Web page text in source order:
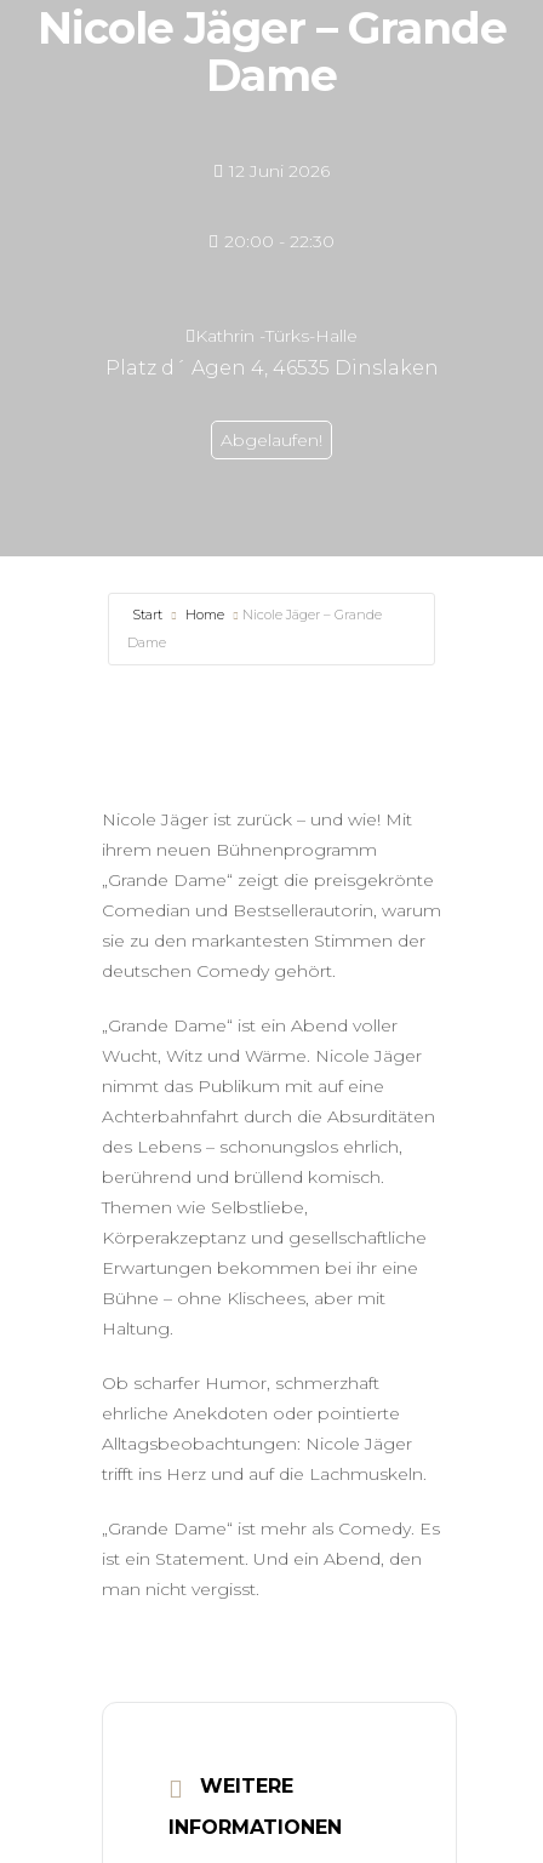
Nicole Jäger – Grande
Dame
12 Juni 2026
Abgelaufen!
20:00 - 22:30
Kathrin -Türks-Halle
Platz d´ Agen 4, 46535 Dinslaken
Start Home
Nicole Jäger – Grande
Dame
Nicole Jäger ist zurück – und wie! Mit
ihrem neuen Bühnenprogramm
„Grande Dame“ zeigt die preisgekrönte
Comedian und Bestsellerautorin, warum
sie zu den markantesten Stimmen der
deutschen Comedy gehört.
„Grande Dame“ ist ein Abend voller
Wucht, Witz und Wärme. Nicole Jäger
nimmt das Publikum mit auf eine
Achterbahnfahrt durch die Absurditäten
des Lebens – schonungslos ehrlich,
berührend und brüllend komisch.
Themen wie Selbstliebe,
Körperakzeptanz und gesellschaftliche
Erwartungen bekommen bei ihr eine
Bühne – ohne Klischees, aber mit
Haltung.
Ob scharfer Humor, schmerzhaft
ehrliche Anekdoten oder pointierte
Alltagsbeobachtungen: Nicole Jäger
trifft ins Herz und auf die Lachmuskeln.
„Grande Dame“ ist mehr als Comedy. Es
ist ein Statement. Und ein Abend, den
man nicht vergisst.
WEITERE
INFORMATIONEN